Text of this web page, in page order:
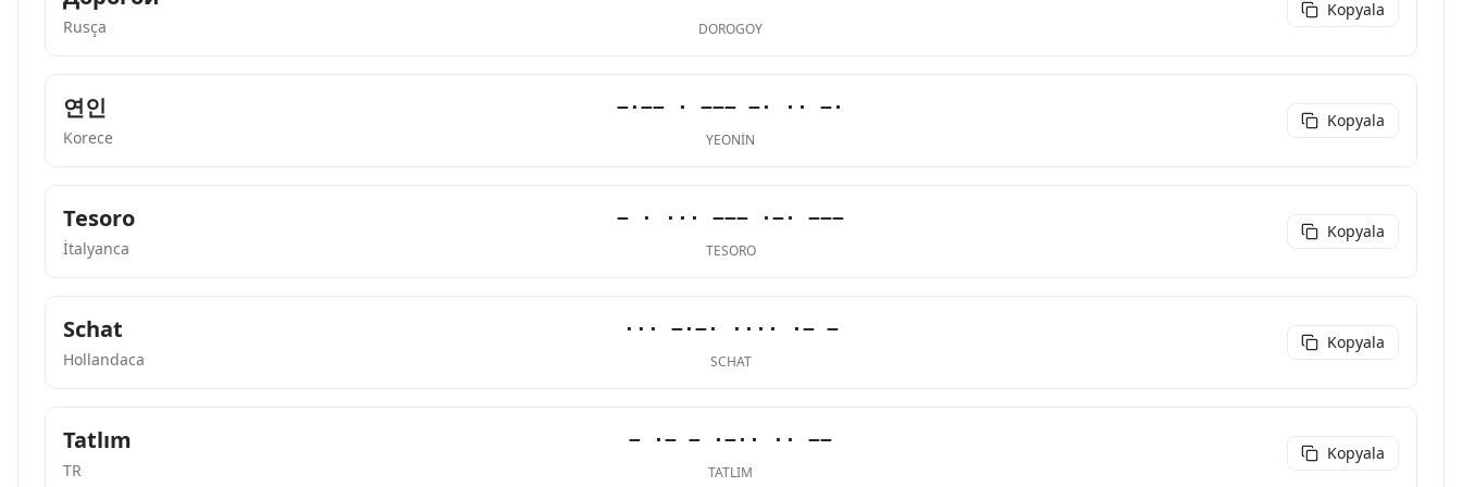
Rusça DOROGOY
Kopyala
연인
Korece
−·−− · −−− −· ·· −·
YEONIN
Kopyala
Tesoro
İtalyanca
− · ··· −−− ·−· −−−
TESORO
Kopyala
Schat
Hollandaca
··· −·−· ···· ·− −
SCHAT
Kopyala
Tatlım
TR
− ·− − ·−·· ·· −−
TATLIM
Kopyala